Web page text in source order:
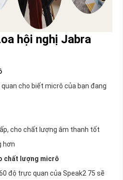
hội nghị Jabra
cho biết micrô của bạn đang
cho chất lượng âm thanh tốt
hơn
chất lượng micrô
độ trực quan của Speak2 75 sẽ